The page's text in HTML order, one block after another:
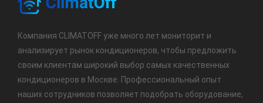
Компания CLIMATOFF уже много лет мониторит и
анализирует рынок кондиционеров, чтобы предложить
своим клиентам широкий выбор самых качественных
кондиционеров в Москве. Профессиональный опыт
наших сотрудников позволяет подобрать оборудование,